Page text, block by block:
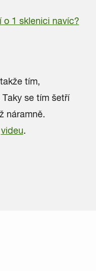
o 1 sklenici navíc?
tím,
se tím šetří
náramně.
videu.